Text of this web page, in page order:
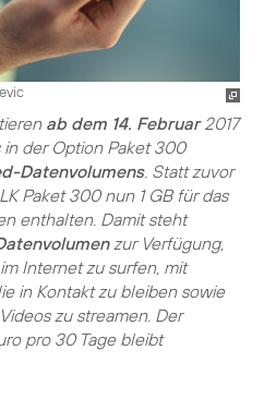
ab dem 14. Februar2017
der Option Paket 300
Datenvolumens. Statt zuvor
Paket 300 nun 1 GB für das
enthalten. Damit steht
zur Verfügung,
Internet zu surfen, mit
in Kontakt zu bleiben sowie
zu streamen. Der
pro 30 Tage bleibt